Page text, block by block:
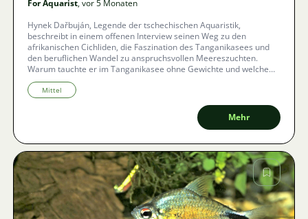
For Aquarist, vor 5 Monaten
Hynek Dařbuján, Legende der tschechischen Aquaristik,
beschreibt in einem offenen Interview seinen Weg zu den
afrikanischen Cichliden, die Faszination des Tanganikasees und
den beruflichen Wandel zu anspruchsvollen Meereszuchten.
Warum tauchte er im Tanganikasee ohne Gewichte und welche
Mythen über das Füttern und Fangen von Wildfischen kursieren
bis heute unter Aquarianern? Tauchen Sie ein in die Geschichte
eines Mannes, für den die Aquaristik eine lebenslange
Herausforderung und ein erfüllter Traum ist.
Mittel
Mehr